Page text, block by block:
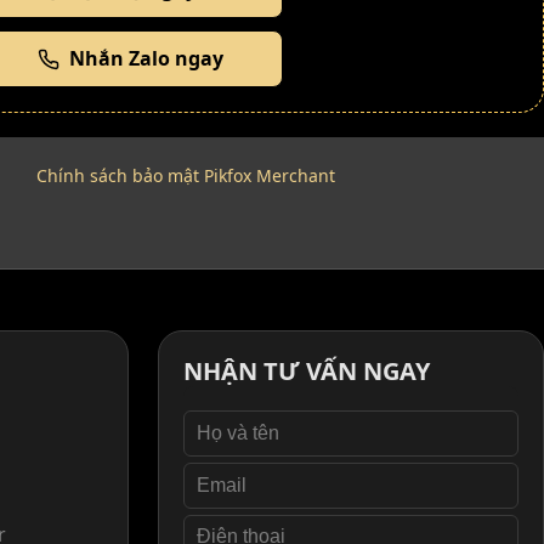
Nhắn Zalo ngay
Chính sách bảo mật Pikfox Merchant
NHẬN TƯ VẤN NGAY